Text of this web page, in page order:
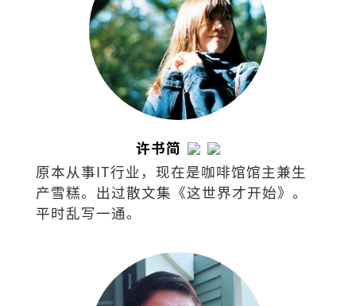
许书简
原本从事IT行业，现在是咖啡馆馆主兼生
产雪糕。出过散文集《这世界才开始》。
平时乱写一通。